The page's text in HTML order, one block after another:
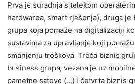
Prva je suradnja s telekom
hardwarea, smart rješenja), druga je
grupa koja pomaže na digitalizaciji
sustavima za upravljanje koji
smanjenju troškova. Treća biznis
business grupa, vezana je uz
pametne satove (…) i četvrta biznis